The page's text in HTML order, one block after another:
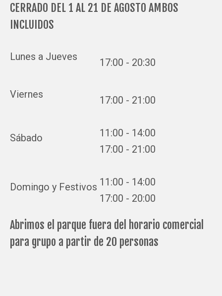
CERRADO DEL 1 AL 21 DE AGOSTO AMBOS
INCLUIDOS
Lunes a Jueves 17:00 - 20:30
Viernes 17:00 - 21:00
Sábado
11:00 - 14:00
17:00 - 21:00
Domingo y Festivos 11:00 - 14:00
17:00 - 20:00
Abrimos el parque fuera del horario comercial
para grupo a partir de 20 personas